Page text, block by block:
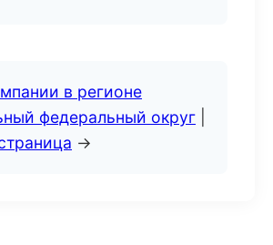
в регионе
федеральный округ
→